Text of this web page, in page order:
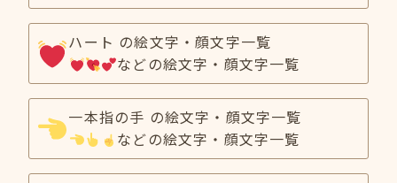
ハート の絵文字・顔文字一覧
などの絵文字・顔文字一覧
一本指の手 の絵文字・顔文字一覧
などの絵文字・顔文字一覧